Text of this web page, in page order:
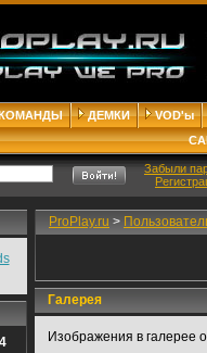
ДЕМКИ
VOD'ы
Забыли
ProPlay.ru >
Галерея
Изображения в галерее